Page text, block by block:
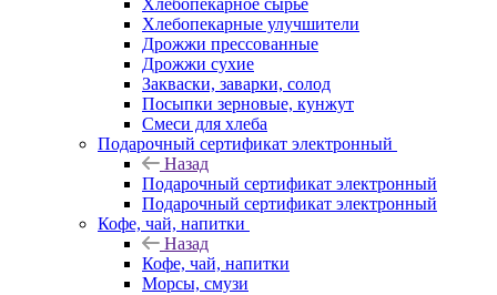
Хлебопекарное сырье
Хлебопекарные улучшители
Дрожжи прессованные
Дрожжи сухие
Закваски, заварки, солод
Посыпки зерновые, кунжут
Смеси для хлеба
Подарочный сертификат электронный
Назад
Подарочный сертификат электронный
Подарочный сертификат электронный
Кофе, чай, напитки
Назад
Кофе, чай, напитки
Морсы, смузи